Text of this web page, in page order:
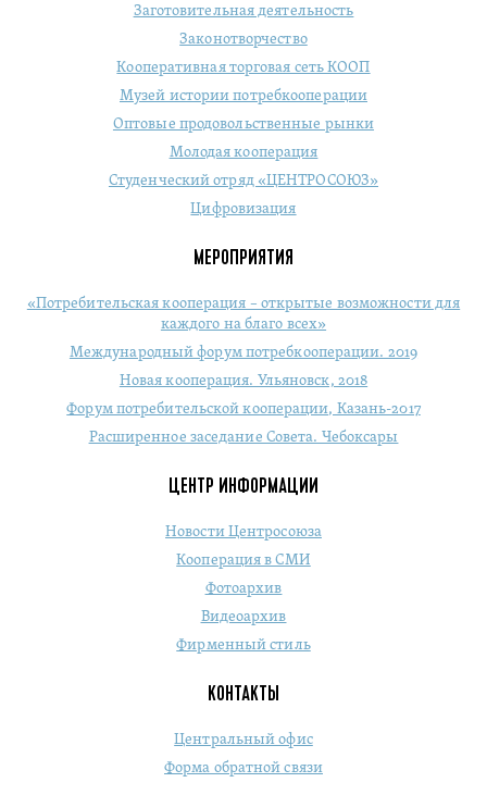
Заготовительная деятельность
Законотворчество
Кооперативная торговая сеть КООП
Музей истории потребкооперации
Оптовые продовольственные рынки
Молодая кооперация
Студенческий отряд «ЦЕНТРОСОЮЗ»
Цифровизация
МЕРОПРИЯТИЯ
«Потребительская кооперация – открытые возможности для
каждого на благо всех»
Международный форум потребкооперации. 2019
Новая кооперация. Ульяновск, 2018
Форум потребительской кооперации, Казань-2017
Расширенное заседание Совета. Чебоксары
ЦЕНТР ИНФОРМАЦИИ
Новости Центросоюза
Кооперация в СМИ
Фотоархив
Видеоархив
Фирменный стиль
КОНТАКТЫ
Центральный офис
Форма обратной связи